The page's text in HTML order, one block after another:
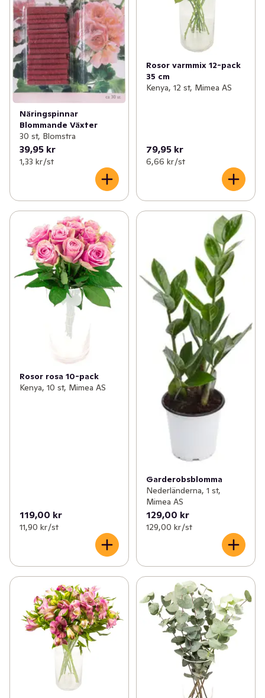
Näringspinnar
Blommande Växter
30 st, Blomstra
39,95 kr
1,33 kr /st
Rosor varmmix 12-pack
35 cm
Kenya, 12 st, Mimea AS
79,95 kr
6,66 kr /st
Rosor rosa 10-pack
Kenya, 10 st, Mimea AS
119,00 kr
11,90 kr /st
Garderobsblomma
Nederländerna, 1 st,
Mimea AS
129,00 kr
129,00 kr /st